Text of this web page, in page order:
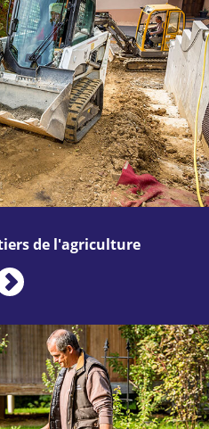
de l'agriculture